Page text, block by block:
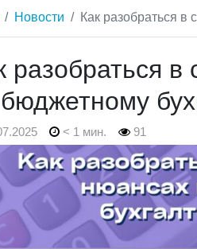
Новости Как разобраться в
разобраться
< 1 мин. 91